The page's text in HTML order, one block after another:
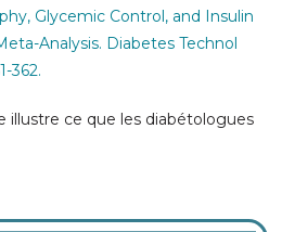
Glycemic Control, and Insulin
Analysis. Diabetes Technol
362.
illustre ce que les diabétologues